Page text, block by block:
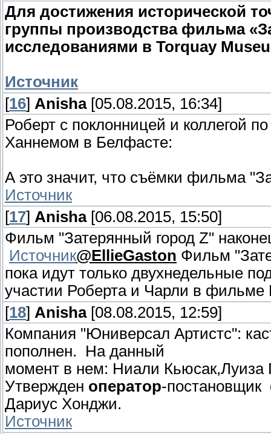
Для достижения исторической
группы производства фильма
исследованиями в Torquay
Источник
[16] Anisha[05.08.2015, 16:34]
Роберт с поклонницей и коллегой
Ханнемом в Белфасте:
А это значит, что съёмки фильма
Источник
[17] Anisha[06.08.2015, 15:50]
Фильм "Затерянный город Z"
Источник@EllieGaston Фильм
пока идут только двухнедельные
участии Роберта и Чарли в
[18] Anisha[08.08.2015, 12:59]
Компания "Юниверсал Артистс":
пополнен. На данный
момент в нем: Ниали Кьюсак,Луиза
Утвержден оператор-постановщик
Дариус Хонджи.
Источник